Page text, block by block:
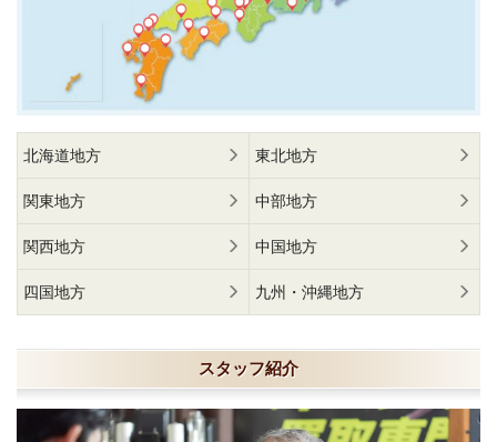
北海道地方 東北地方
関東地方 中部地方
関西地方 中国地方
四国地方 九州・沖縄地方
スタッフ紹介